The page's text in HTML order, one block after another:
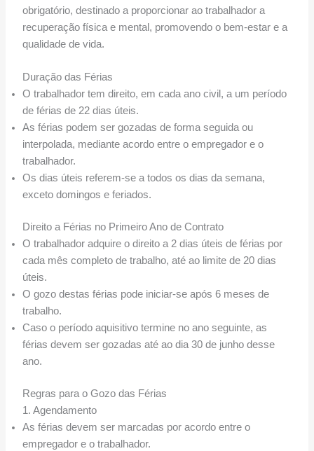
obrigatório, destinado a proporcionar ao trabalhador a
recuperação física e mental, promovendo o bem-estar e a
qualidade de vida.
Duração das Férias
O trabalhador tem direito, em cada ano civil, a um período
de férias de 22 dias úteis.
As férias podem ser gozadas de forma seguida ou
interpolada, mediante acordo entre o empregador e o
trabalhador.
Os dias úteis referem-se a todos os dias da semana,
exceto domingos e feriados.
Direito a Férias no Primeiro Ano de Contrato
O trabalhador adquire o direito a 2 dias úteis de férias por
cada mês completo de trabalho, até ao limite de 20 dias
úteis.
O gozo destas férias pode iniciar-se após 6 meses de
trabalho.
Caso o período aquisitivo termine no ano seguinte, as
férias devem ser gozadas até ao dia 30 de junho desse
ano.
Regras para o Gozo das Férias
1. Agendamento
As férias devem ser marcadas por acordo entre o
empregador e o trabalhador.